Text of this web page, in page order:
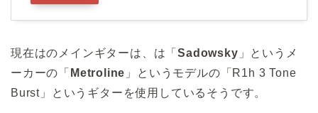
現在はのメインギターは、は「Sadowsky 」というメ
ーカーの「 Metroline 」というモデルの「R1h 3 Tone
Burst」というギターを使用しているそうです。